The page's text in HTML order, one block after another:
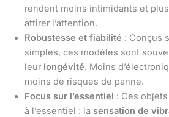
rendent moins intimidants et
attirer l’attention.
Robustesse et fiabilité : Conçus
simples, ces modèles sont
leur longévité. Moins
moins de risques de panne.
Focus sur l’essentiel : Ces
à l’essentiel : la sensation de